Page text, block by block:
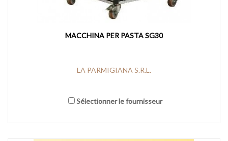
MACCHINA PER PASTA SG30
LA PARMIGIANA S.R.L.
Sélectionner le fournisseur